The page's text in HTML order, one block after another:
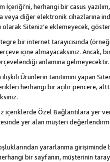
İçeriği’ni, herhangi bir casus
veya diğer elektronik
olarak Siteniz’e eklemeyecek,
bir internet tarayıcısında
içine almayacaksınız. Ancak,
anlamına gelmeyecektir.
Ürünlerin tanıtımını yapan
herhangi bir açılır pencere,
içeriklerde Özel Bağlantılara yer
yer alan müşteri
yararlanma
bir sayfanın, müşterinin